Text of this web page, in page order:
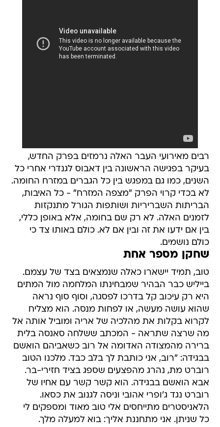
רבים מאירועי העבר האלה נרמזים בפרק החדש,
בעיקר בפגישה הראשונה בין דאבוס לגנדרי אחרי כל
השנים, כמו גם במפגש בין כל הגברים במזרח החומה.
לא בכדי קרוי הפרק "מצפה המזרח" - כל האיבות,
הבריתות השבריריות ושותפות הגורל מתנקזות
לזמנים האלה. לא רק שם בחומה, אלא באופן כללי,
בין אם ידעו את זה ובין אם לא. כולם באותו צד כי
כולם נושמים.
שחקן מספר אחת
טוב, תמיד יישארו כאלה שנמצאים בצד של עצמם.
בייליש כבר הבהיר שמבחינתו המלחמה מול המתים
היא רק עיכוב קל בדרכו לפסגה, וסוף סוף נראה
שהוא עושה מעשה, או לפחות מנסה. הוא מצליח
לקרוא בקלות את מהלכיה של אריה ומוביל אותה אל
מה שרצה שתראה - המכתב ששלחה סאנסה בלית
ברירה מהמצודה האדומה אל רוב כשאביהם הואשם
בבגידה: "רוב, אני כותבת לך בלב כבד. מלכנו הטוב
רוברט מת, נהרג מהפצעים שספג בציד חזירי-בר.
אבא הואשם בבגידה. הוא קשר קשר עם אחיו של
רוברט נגד ג'ופרי אהובי וניסה לגנוב את כסאו.
הלאניסטרים מתייחסים אלי טוב מאוד ומספקים לי
כל שניתן. אני מתחננת אליך: בוא למעלה מלך.